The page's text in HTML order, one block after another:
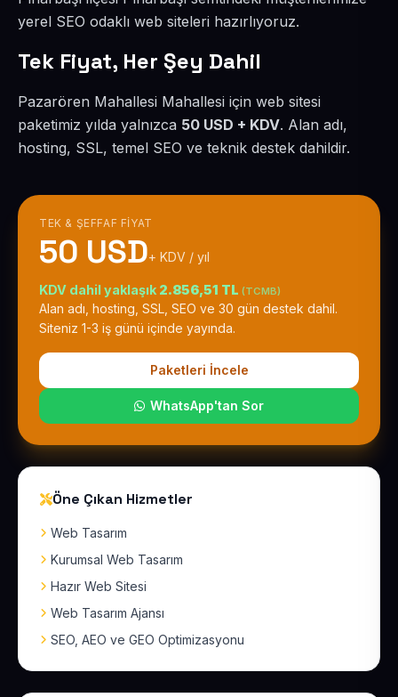
yerel SEO odaklı web siteleri hazırlıyoruz.
Tek Fiyat, Her Şey Dahil
Pazarören Mahallesi Mahallesi için web sitesi
paketimiz yılda yalnızca 50 USD + KDV. Alan adı,
hosting, SSL, temel SEO ve teknik destek dahildir.
TEK & ŞEFFAF FIYAT
50 USD+ KDV / yıl
KDV dahil yaklaşık 2.856,51 TL (TCMB)
Alan adı, hosting, SSL, SEO ve 30 gün destek dahil.
Siteniz 1-3 iş günü içinde yayında.
Paketleri İncele
WhatsApp'tan Sor
Öne Çıkan Hizmetler
Web Tasarım
Kurumsal Web Tasarım
Hazır Web Sitesi
Web Tasarım Ajansı
SEO, AEO ve GEO Optimizasyonu